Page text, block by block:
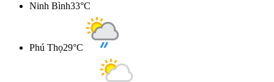
Ninh Bình33°C
Phú Thọ29°C